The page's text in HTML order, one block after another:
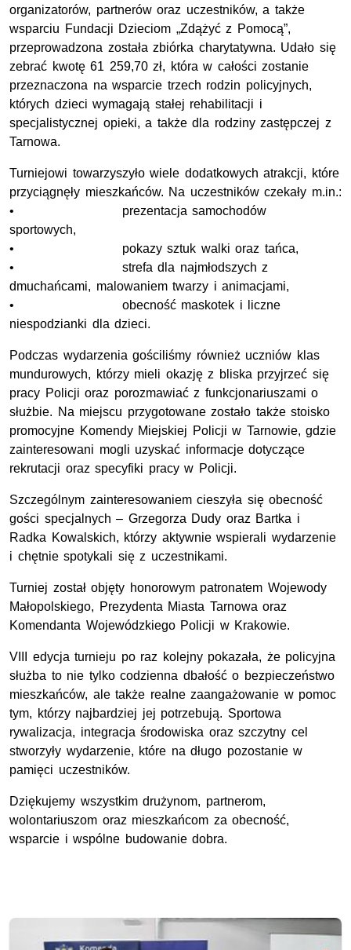
organizatorów, partnerów oraz uczestników, a także
wsparciu Fundacji Dzieciom „Zdążyć z Pomocą”,
przeprowadzona została zbiórka charytatywna. Udało się
zebrać kwotę 61 259,70 zł, która w całości zostanie
przeznaczona na wsparcie trzech rodzin policyjnych,
których dzieci wymagają stałej rehabilitacji i
specjalistycznej opieki, a także dla rodziny zastępczej z
Tarnowa.
Turniejowi towarzyszyło wiele dodatkowych atrakcji, które
przyciągnęły mieszkańców. Na uczestników czekały m.in.:
• prezentacja samochodów
sportowych,
• pokazy sztuk walki oraz tańca,
• strefa dla najmłodszych z
dmuchańcami, malowaniem twarzy i animacjami,
• obecność maskotek i liczne
niespodzianki dla dzieci.
Podczas wydarzenia gościliśmy również uczniów klas
mundurowych, którzy mieli okazję z bliska przyjrzeć się
pracy Policji oraz porozmawiać z funkcjonariuszami o
służbie. Na miejscu przygotowane zostało także stoisko
promocyjne Komendy Miejskiej Policji w Tarnowie, gdzie
zainteresowani mogli uzyskać informacje dotyczące
rekrutacji oraz specyfiki pracy w Policji.
Szczególnym zainteresowaniem cieszyła się obecność
gości specjalnych – Grzegorza Dudy oraz Bartka i
Radka Kowalskich, którzy aktywnie wspierali wydarzenie
i chętnie spotykali się z uczestnikami.
Turniej został objęty honorowym patronatem Wojewody
Małopolskiego, Prezydenta Miasta Tarnowa oraz
Komendanta Wojewódzkiego Policji w Krakowie.
VIII edycja turnieju po raz kolejny pokazała, że policyjna
służba to nie tylko codzienna dbałość o bezpieczeństwo
mieszkańców, ale także realne zaangażowanie w pomoc
tym, którzy najbardziej jej potrzebują. Sportowa
rywalizacja, integracja środowiska oraz szczytny cel
stworzyły wydarzenie, które na długo pozostanie w
pamięci uczestników.
Dziękujemy wszystkim drużynom, partnerom,
wolontariuszom oraz mieszkańcom za obecność,
wsparcie i wspólne budowanie dobra.